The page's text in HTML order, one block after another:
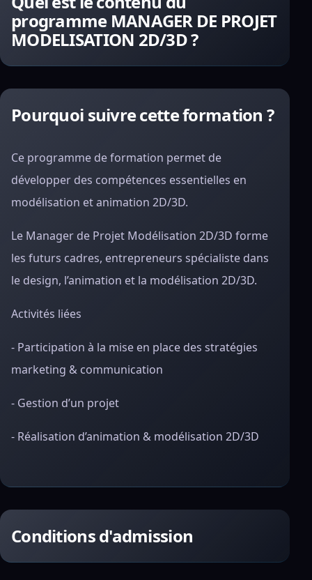
programme MANAGER DE PROJET
MODELISATION 2D/3D ?
Pourquoi suivre cette formation ?
Ce programme de formation permet de
développer des compétences essentielles en
modélisation et animation 2D/3D.
Le Manager de Projet Modélisation 2D/3D forme
les futurs cadres, entrepreneurs spécialiste dans
le design, l’animation et la modélisation 2D/3D.
Activités liées
- Participation à la mise en place des stratégies
marketing & communication
- Gestion d’un projet
- Réalisation d’animation & modélisation 2D/3D
Conditions d'admission